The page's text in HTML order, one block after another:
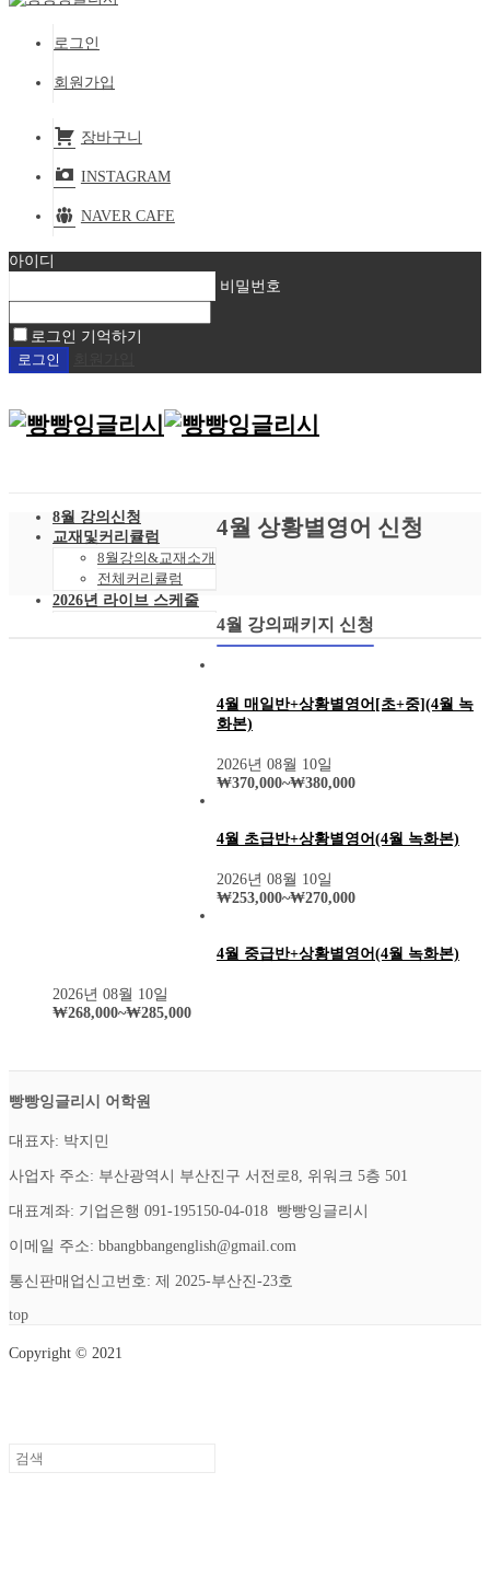
로그인
회원가입
장바구니
INSTAGRAM
NAVER CAFE
아이디
비밀번호
로그인 기억하기
8월 강의신청
교재및커리큘럼
8월강의&교재소개
전체커리큘럼
2026년 라이브 스케줄
과거수강후기모음
4월 상황별영어 신청
4월 강의패키지 신청
4월 매일반+상황별영어[초+중](4월 녹
화본)
2026년 08월 10일
₩370,000~₩380,000
4월 초급반+상황별영어(4월 녹화본)
2026년 08월 10일
₩253,000~₩270,000
4월 중급반+상황별영어(4월 녹화본)
2026년 08월 10일
₩268,000~₩285,000
빵빵잉글리시 어학원
대표자: 박지민
사업자 주소: 부산광역시 부산진구 서전로8, 위워크 5층 501
대표계좌: 기업은행 091-195150-04-018 빵빵잉글리시
이메일 주소: bbangbbangenglish@gmail.com
통신판매업신고번호: 제 2025-부산진-23호
top
Copyright © 2021